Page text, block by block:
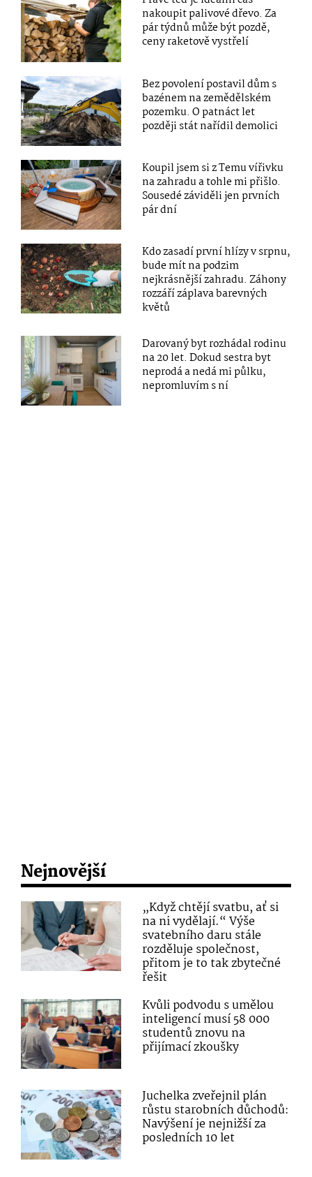
nakoupit palivové dřevo. Za
pár týdnů může být pozdě,
ceny raketově vystřelí
Bez povolení postavil dům s
bazénem na zemědělském
pozemku. O patnáct let
později stát nařídil demolici
Koupil jsem si z Temu vířivku
na zahradu a tohle mi přišlo.
Sousedé záviděli jen prvních
pár dní
Kdo zasadí první hlízy v srpnu,
bude mít na podzim
nejkrásnější zahradu. Záhony
rozzáří záplava barevných
květů
Darovaný byt rozhádal rodinu
na 20 let. Dokud sestra byt
neprodá a nedá mi půlku,
nepromluvím s ní
Nejnovější
„Když chtějí svatbu, ať si
na ni vydělají.“ Výše
svatebního daru stále
rozděluje společnost,
přitom je to tak zbytečné
řešit
Kvůli podvodu s umělou
inteligencí musí 58 000
studentů znovu na
přijímací zkoušky
Juchelka zveřejnil plán
růstu starobních důchodů:
Navýšení je nejnižší za
posledních 10 let